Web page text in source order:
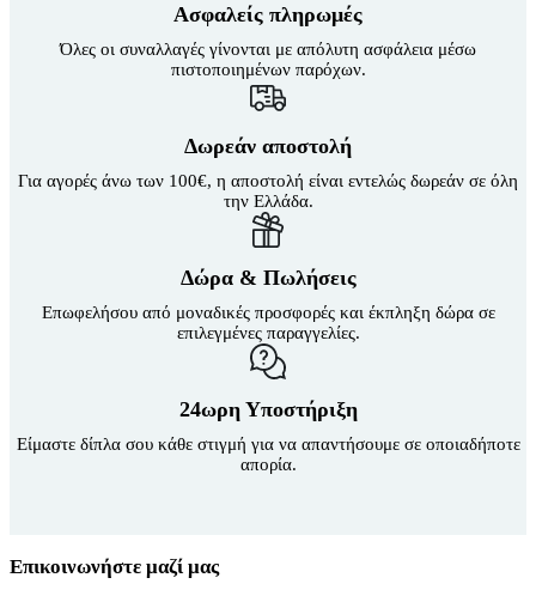
Ασφαλείς πληρωμές
Όλες οι συναλλαγές γίνονται με απόλυτη ασφάλεια μέσω
πιστοποιημένων παρόχων.
Δωρεάν αποστολή
Για αγορές άνω των 100€, η αποστολή είναι εντελώς δωρεάν σε όλη
την Ελλάδα.
Δώρα & Πωλήσεις
Επωφελήσου από μοναδικές προσφορές και έκπληξη δώρα σε
επιλεγμένες παραγγελίες.
24ωρη Υποστήριξη
Είμαστε δίπλα σου κάθε στιγμή για να απαντήσουμε σε οποιαδήποτε
απορία.
Επικοινωνήστε μαζί μας